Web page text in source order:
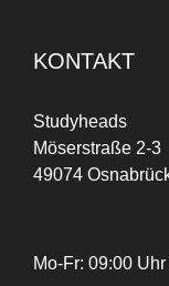
KONTAKT
Studyheads
Möserstraße 2-3
49074
Mo-Fr: 09:00